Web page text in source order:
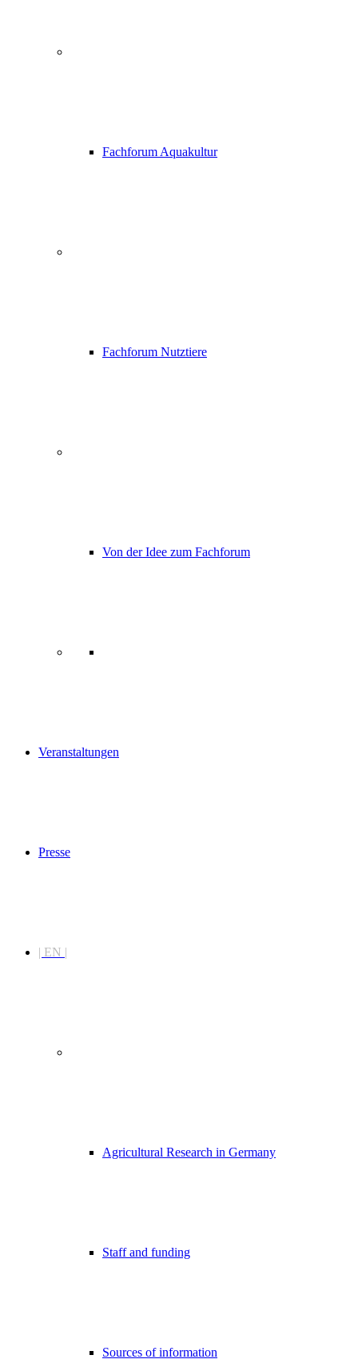
Fachforum Aquakultur
Fachforum Nutztiere
Von der Idee zum Fachforum
Veranstaltungen
Presse
| EN |
Agricultural Research in Germany
Staff and funding
Sources of information